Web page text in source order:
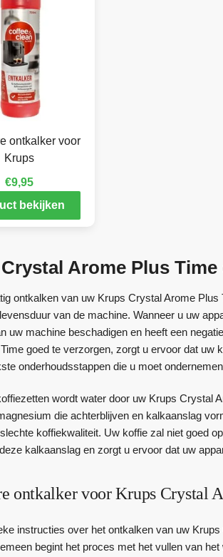
ontkalker voor
Krups
€9,95
bekijken
Arome Plus
ontkalken van uw Krups Crystal Arome
van de machine. Wanneer u uw
uw machine beschadigen en heeft een
goed te verzorgen, zorgt u ervoor dat uw
onderhoudsstappen die u moet
wordt water door uw Krups Crystal
die achterblijven en kalkaanslag
koffiekwaliteit. Uw koffie zal niet goed
kalkaanslag en zorgt u ervoor dat uw
ontkalker voor Krups Crystal
instructies over het ontkalken van uw
begint het proces met het vullen van